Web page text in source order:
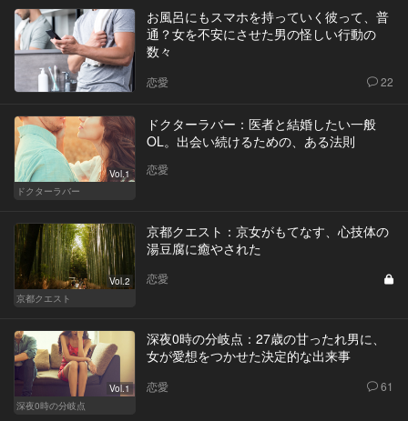
お風呂にもスマホを持っていく彼って、普
通？女を不安にさせた男の怪しい行動の
数々
恋愛 22
Vol.1
ドクターラバー
ドクターラバー：医者と結婚したい一般
OL。出会い続けるための、ある法則
恋愛
Vol.2
京都クエスト
京都クエスト：京女がもてなす、心技体の
湯豆腐に癒やされた
恋愛
Vol.1
深夜0時の分岐点
深夜0時の分岐点：27歳の甘ったれ男に、
女が愛想をつかせた決定的な出来事
恋愛 61